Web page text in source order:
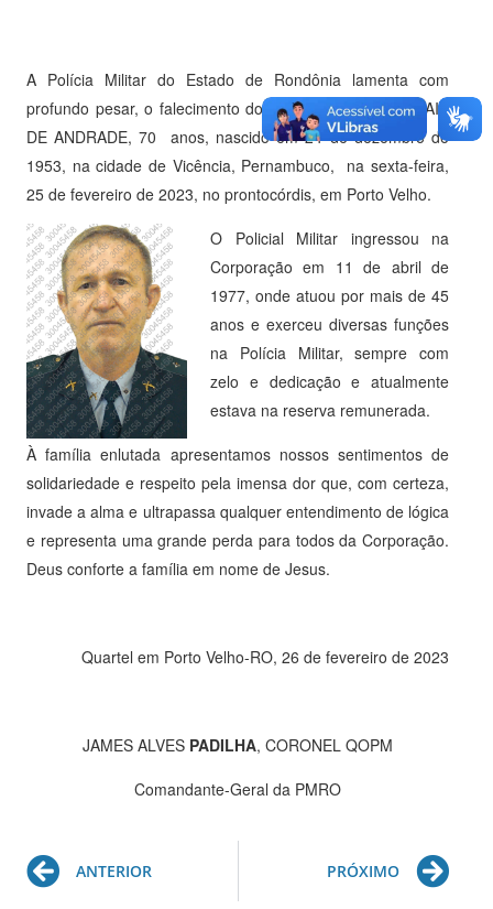
A Polícia Militar do Estado de Rondônia lamenta com
profundo pesar, o falecimento do 2º tenente IVAN MORAIS
DE ANDRADE, 70 anos, nascido em 24 de dezembro de
1953, na cidade de Vicência, Pernambuco, na sexta-feira,
25 de fevereiro de 2023, no prontocórdis, em Porto Velho.
O Policial Militar ingressou na
Corporação em 11 de abril de
1977, onde atuou por mais de 45
anos e exerceu diversas funções
na Polícia Militar, sempre com
zelo e dedicação e atualmente
estava na reserva remunerada.
À família enlutada apresentamos nossos sentimentos de
solidariedade e respeito pela imensa dor que, com certeza,
invade a alma e ultrapassa qualquer entendimento de lógica
e representa uma grande perda para todos da Corporação.
Deus conforte a família em nome de Jesus.
Quartel em Porto Velho-RO, 26 de fevereiro de 2023
JAMES ALVES PADILHA, CORONEL QOPM
Comandante-Geral da PMRO
Prev
ANTERIOR PRÓXIMO